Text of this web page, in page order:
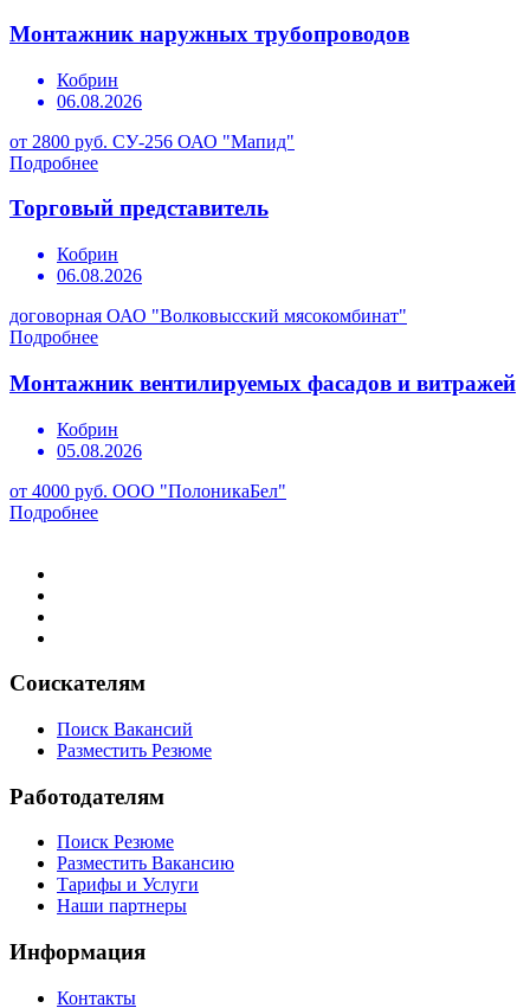
Монтажник наружных трубопроводов
Кобрин
06.08.2026
от 2800 руб. СУ-256 ОАО "Мапид"
Подробнее
Торговый представитель
Кобрин
06.08.2026
договорная ОАО "Волковысский мясокомбинат"
Подробнее
Монтажник вентилируемых фасадов и витражей
Кобрин
05.08.2026
от 4000 руб. ООО "ПолоникаБел"
Подробнее
Соискателям
Поиск Вакансий
Разместить Резюме
Работодателям
Поиск Резюме
Разместить Вакансию
Тарифы и Услуги
Наши партнеры
Информация
Контакты